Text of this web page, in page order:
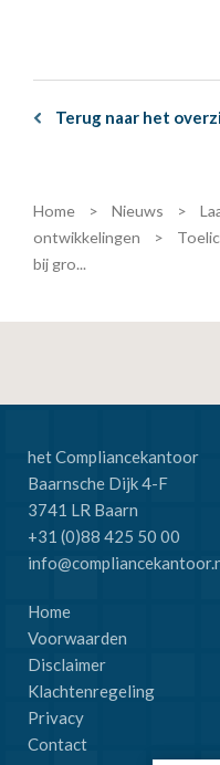
Terug naar het
Home > Nieuws >
ontwikkelingen
>
bij gro...
het Compliancekantoor
Baarnsche Dijk 4-F
3741 LR Baarn
+31 (0)88 425 50 00
Home
Voorwaarden
Disclaimer
Klachtenregeling
Privacy
Contact